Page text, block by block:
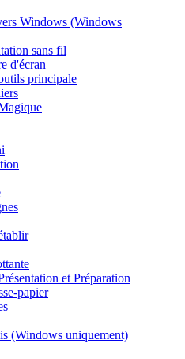
Windows (Windows
sans fil
d'écran
principale
et Préparation
papier
(Windows uniquement)